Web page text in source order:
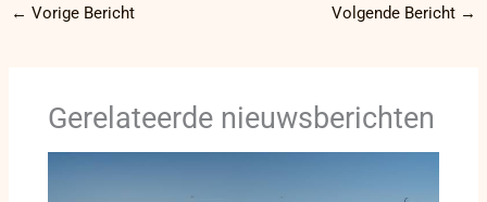
← Vorige Bericht Volgende Bericht →
Gerelateerde nieuwsberichten